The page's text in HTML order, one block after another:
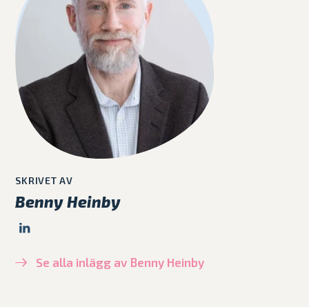
SKRIVET AV
Benny Heinby
Se alla inlägg av Benny Heinby